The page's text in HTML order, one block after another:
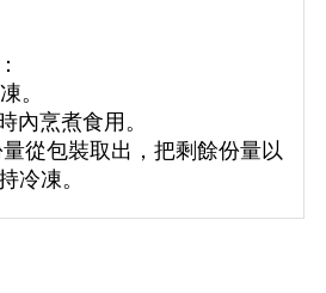
。
內烹煮食用。
從包裝取出，把剩餘份量以
冷凍。